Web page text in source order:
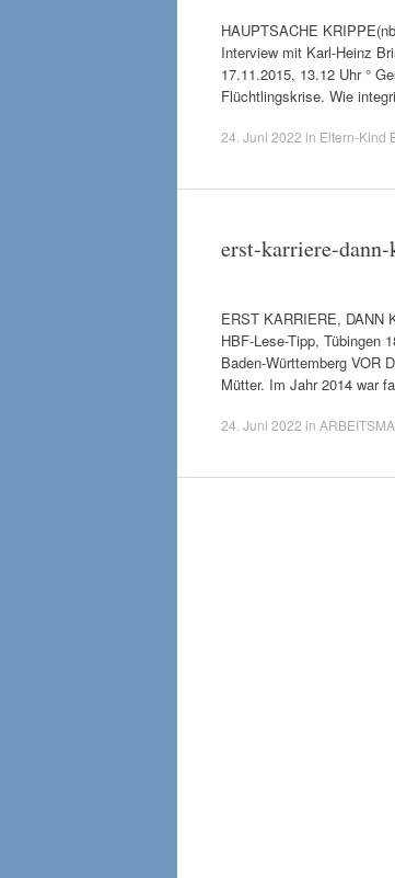
HAUPTSACHE
Interview mit Karl-Heinz
17.11.2015, 13.12 Uhr °
Flüchtlingskrise. Wie
24. Juni 2022 in Eltern-Kind
erst-karriere-
ERST KARRIERE, DANN
HBF-Lese-Tipp, Tübingen
Baden-Württemberg VOR
Mütter. Im Jahr 2014 war
24. Juni 2022 in